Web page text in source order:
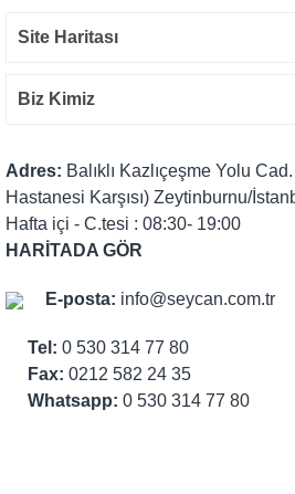
Site Haritası
Biz Kimiz
Adres: Balıklı Kazlıçeşme Yolu
Hastanesi Karşısı) Zeytinburnu/
Hafta içi - C.tesi : 08:30- 19:00
HARİTADA GÖR
E-posta: info@seycan.com.tr
Tel: 0 530 314 77 80
Fax: 0212 582 24 35
Whatsapp: 0 530 314 77 80